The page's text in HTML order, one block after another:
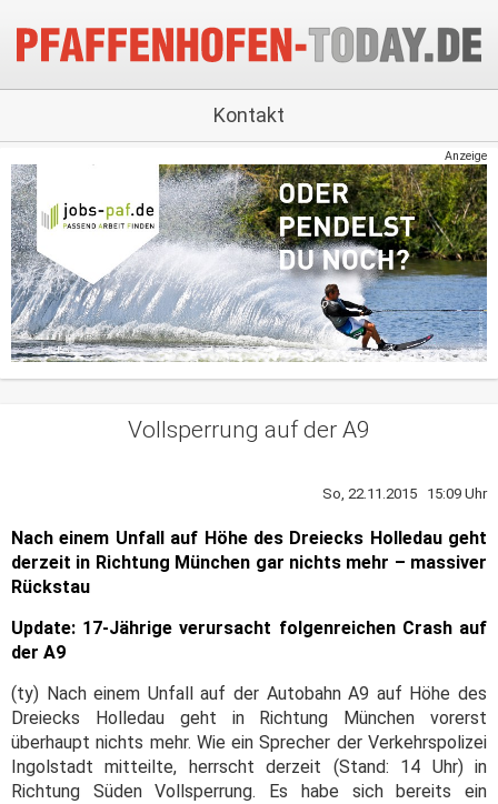
Kontakt
Anzeige
Vollsperrung auf der A9
So, 22.11.2015 15:09 Uhr
Nach einem Unfall auf Höhe des Dreiecks Holledau geht
derzeit in Richtung München gar nichts mehr – massiver
Rückstau
Update: 17-Jährige verursacht folgenreichen Crash auf
der A9
(ty) Nach einem Unfall auf der Autobahn A9 auf Höhe des
Dreiecks Holledau geht in Richtung München vorerst
überhaupt nichts mehr. Wie ein Sprecher der Verkehrspolizei
Ingolstadt mitteilte, herrscht derzeit (Stand: 14 Uhr) in
Richtung Süden Vollsperrung. Es habe sich bereits ein